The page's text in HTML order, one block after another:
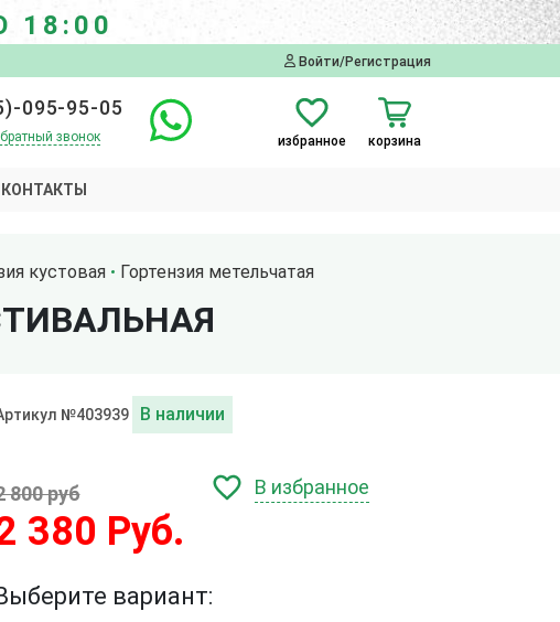
18:00
Войти/Регистрация
095-95-05
звонок избранное корзина
КОНТАКТЫ
кустовая Гортензия метельчатая
№403939 В наличии
800 руб
380 Руб.
В избранное
вариант: